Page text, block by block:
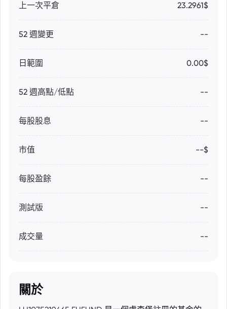
上一次平倉 23.2961$
52 週變更 --
日範圍 0.00$
52 週高點/低點 --
每股股息 --
市值 --$
每股盈餘 --
測試版 --
成交量 --
關於